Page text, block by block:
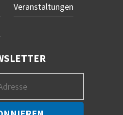
Veranstaltungen